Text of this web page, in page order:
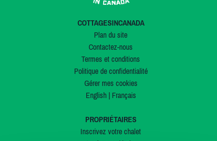
COTTAGESINCANADA
Plan du site
Contactez-nous
Termes et conditions
Politique de confidentialité
Gérer mes cookies
English| Français
PROPRIÉTAIRES
Inscrivez votre chalet